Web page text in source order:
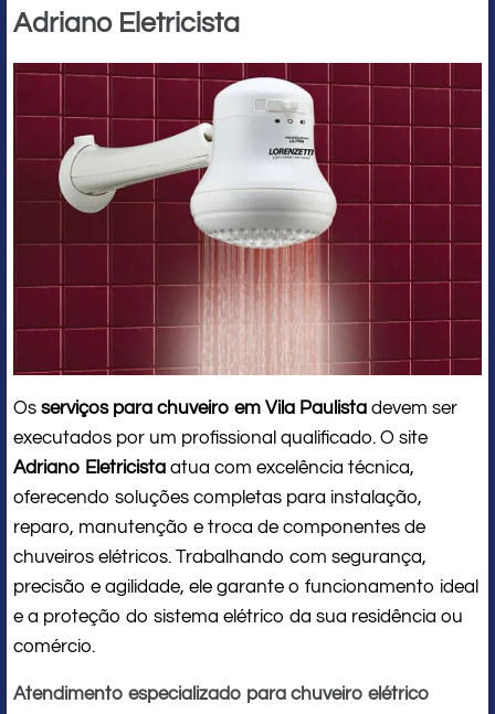
Adriano Eletricista
Os serviços para chuveiro em Vila Paulista devem ser
executados por um profissional qualificado. O site
Adriano Eletricista atua com excelência técnica,
oferecendo soluções completas para instalação,
reparo, manutenção e troca de componentes de
chuveiros elétricos. Trabalhando com segurança,
precisão e agilidade, ele garante o funcionamento ideal
e a proteção do sistema elétrico da sua residência ou
comércio.
Atendimento especializado para chuveiro elétrico